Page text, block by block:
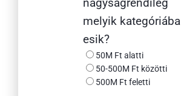
melyik kategóriába
esik?
50M Ft alatti
50-500M Ft közötti
500M Ft feletti